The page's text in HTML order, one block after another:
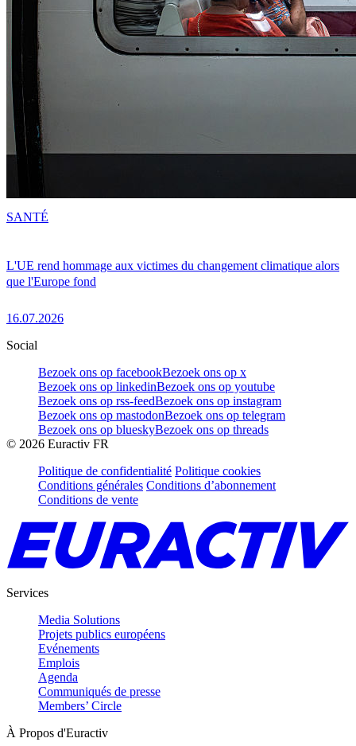
L'UE rend hommage aux victimes du changement climatique alors
que l'Europe fond
16.07.2026
SANTÉ
Social
Bezoek ons op facebookBezoek ons op x
Bezoek ons op linkedinBezoek ons op youtube
Bezoek ons op rss-feedBezoek ons op instagram
Bezoek ons op mastodonBezoek ons op telegram
Bezoek ons op blueskyBezoek ons op threads
© 2026 Euractiv FR
Politique de confidentialité Politique cookies
Conditions générales Conditions d’abonnement
Conditions de vente
Services
Media Solutions
Projets publics européens
Evénements
Emplois
Agenda
Communiqués de presse
Members’ Circle
À Propos d'Euractiv